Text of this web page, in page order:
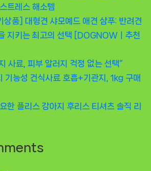
트레스 해소템
상품] 대형견 샤모예드 애견 샴푸: 반려견
지키는 최고의 선택 [DOGNOWㅣ추천
사료, 피부 알러지 걱정 없는 선택”
기능성 건식사료 호흡+기관지, 1kg 구매
한 플리스 강아지 후리스 티셔츠 솔직 리